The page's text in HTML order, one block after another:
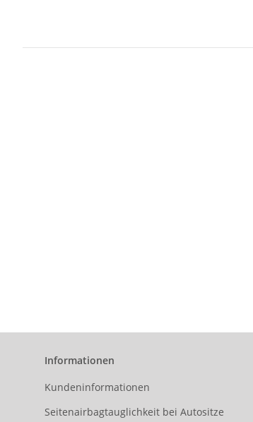
Informationen
Kundeninformationen
Seitenairbagtauglichkeit bei Autositze